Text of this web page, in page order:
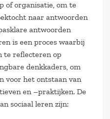
of organisatie, om te
naar antwoorden
antwoorden
is een proces waarbij
te reflecteren op
denkkaders, om
voor het ontstaan van
en –praktijken. De
sociaal leren zijn: